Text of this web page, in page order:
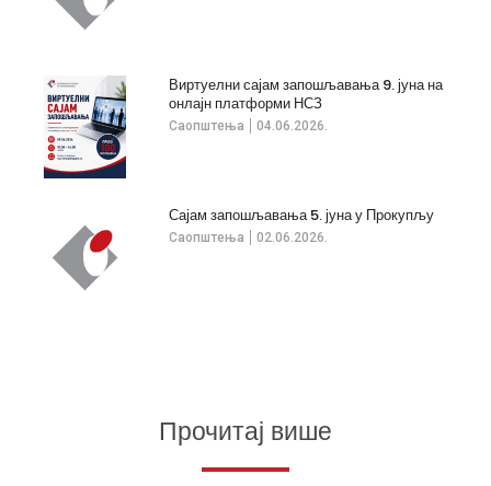
Саопштења 04.06.2026.
Виртуелни сајам запошљавања 9. јуна на
онлајн платформи НСЗ
Саопштења 02.06.2026.
Сајам запошљавања 5. јуна у Прокупљу
Прочитај више